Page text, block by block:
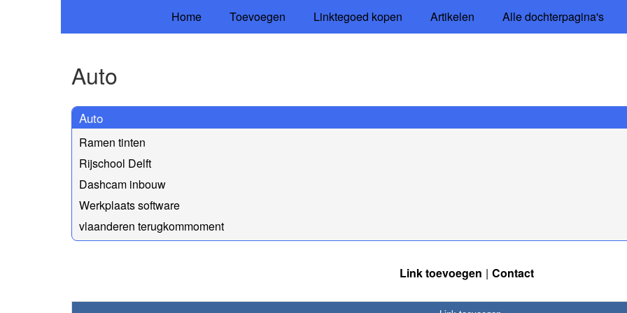
Home Toevoegen Linktegoed kopen Artikelen Alle dochterpagina's
Auto
Auto
Ramen tinten
Rijschool Delft
Dashcam inbouw
Werkplaats software
vlaanderen terugkommoment
Link toevoegen Contact